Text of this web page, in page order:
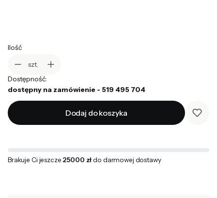
Ilość
szt.
Dostępność:
dostępny na zamówienie - 519 495 704
Dodaj do koszyka
Brakuje Ci jeszcze 25000 złdo darmowej dostawy